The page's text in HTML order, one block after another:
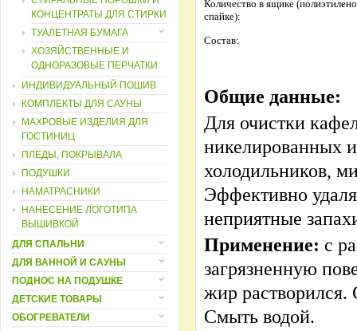
Количество в ящике
спайке):
Состав:
Общие данные:
Для очистки
никелированных
холодильников,
Эффективно
неприятные
Применение: с
загрязненную
жир растворился.
Смыть водой.
КОНЦЕНТРАТЫ ДЛЯ СТИРКИ
ТУАЛЕТНАЯ БУМАГА
ХОЗЯЙСТВЕННЫЕ И
ОДНОРАЗОВЫЕ ПЕРЧАТКИ
ИНДИВИДУАЛЬНЫЙ ПОШИВ
КОМПЛЕКТЫ ДЛЯ САУНЫ
МАХРОВЫЕ ИЗДЕЛИЯ ДЛЯ
ГОСТИНИЦ
ПЛЕДЫ, ПОКРЫВАЛА
ПОДУШКИ
НАМАТРАСНИКИ
НАНЕСЕНИЕ ЛОГОТИПА
ВЫШИВКОЙ
ДЛЯ СПАЛЬНИ
ДЛЯ ВАННОЙ И САУНЫ
ПОДНОС НА ПОДУШКЕ
ДЕТСКИЕ ТОВАРЫ
ОБОГРЕВАТЕЛИ